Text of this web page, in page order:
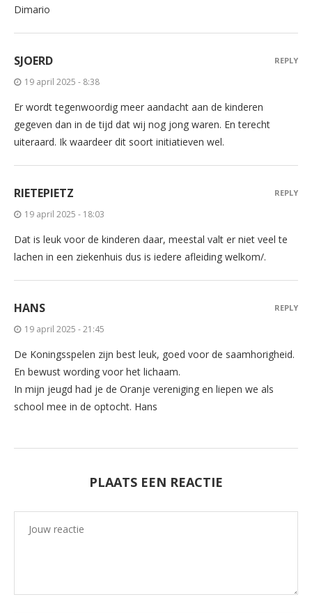
Dimario
SJOERD
19 april 2025 - 8:38
Er wordt tegenwoordig meer aandacht aan de kinderen
gegeven dan in de tijd dat wij nog jong waren. En terecht
uiteraard. Ik waardeer dit soort initiatieven wel.
REPLY
RIETEPIETZ
19 april 2025 - 18:03
Dat is leuk voor de kinderen daar, meestal valt er niet veel te
lachen in een ziekenhuis dus is iedere afleiding welkom/.
REPLY
HANS
19 april 2025 - 21:45
De Koningsspelen zijn best leuk, goed voor de saamhorigheid.
En bewust wording voor het lichaam.
In mijn jeugd had je de Oranje vereniging en liepen we als
school mee in de optocht. Hans
REPLY
PLAATS EEN REACTIE